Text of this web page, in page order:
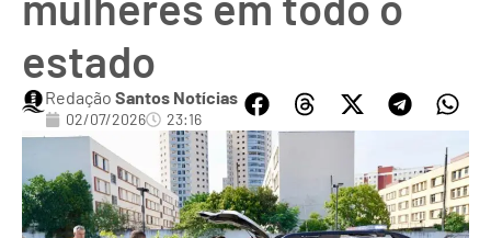
estado
Redação Santos Notícias
02/07/2026 23:16